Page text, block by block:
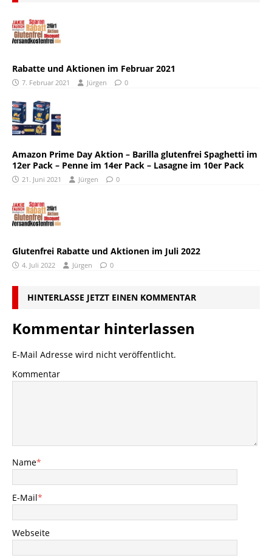
Rabatte und Aktionen im Februar 2021
7. Februar 2021 Jürgen 0
Amazon Prime Day Aktion – Barilla glutenfrei Spaghetti im
12er Pack – Penne im 14er Pack – Lasagne im 10er Pack
21. Juni 2021 Jürgen 0
Glutenfrei Rabatte und Aktionen im Juli 2022
4. Juli 2022 Jürgen 0
HINTERLASSE JETZT EINEN KOMMENTAR
Kommentar hinterlassen
E-Mail Adresse wird nicht veröffentlicht.
Kommentar
Name*
E-Mail*
Webseite